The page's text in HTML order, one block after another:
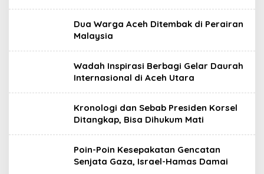
Dua Warga Aceh Ditembak di Perairan
Malaysia
Wadah Inspirasi Berbagi Gelar Daurah
Internasional di Aceh Utara
Kronologi dan Sebab Presiden Korsel
Ditangkap, Bisa Dihukum Mati
Poin-Poin Kesepakatan Gencatan
Senjata Gaza, Israel-Hamas Damai